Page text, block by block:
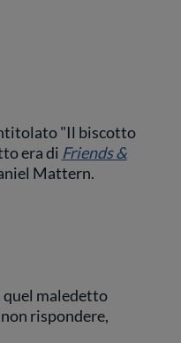
"Il biscotto
era di Friends &
Mattern.
quel maledetto
rispondere,